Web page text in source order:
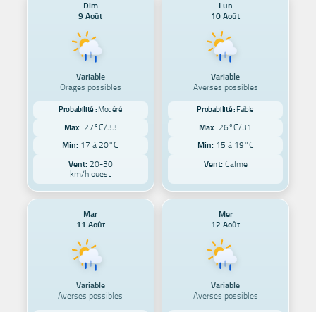
Dim
9 Août
Variable
Orages possibles
Probabilité : Modéré
Max: 27°C/33
Min: 17 à 20°C
Vent:20-30
km/h ouest
Lun
10 Août
Variable
Averses possibles
Probabilité : Faible
Max: 26°C/31
Min: 15 à 19°C
Vent:Calme
Mar
11 Août
Variable
Averses possibles
Mer
12 Août
Variable
Averses possibles